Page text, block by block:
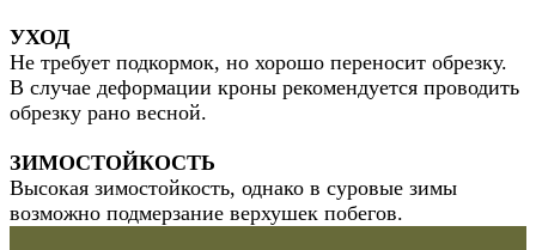
УХОД
Не требует подкормок, но хорошо переносит обрезку.
В случае деформации кроны рекомендуется проводить
обрезку рано весной.
ЗИМОСТОЙКОСТЬ
Высокая зимостойкость, однако в суровые зимы
возможно подмерзание верхушек побегов.